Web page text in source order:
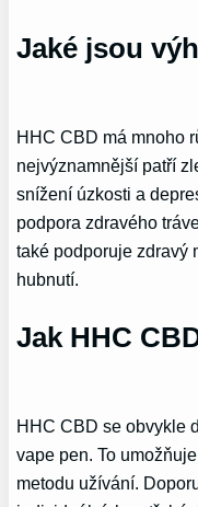
Jaké jsou
HHC CBD má mnoho
nejvýznamnější patří
snížení úzkosti a
podpora zdravého
také podporuje zdravý
hubnutí.
Jak HHC
HHC CBD se obvykle
vape pen. To
metodu užívání.